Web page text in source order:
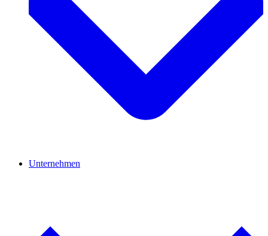
Unternehmen